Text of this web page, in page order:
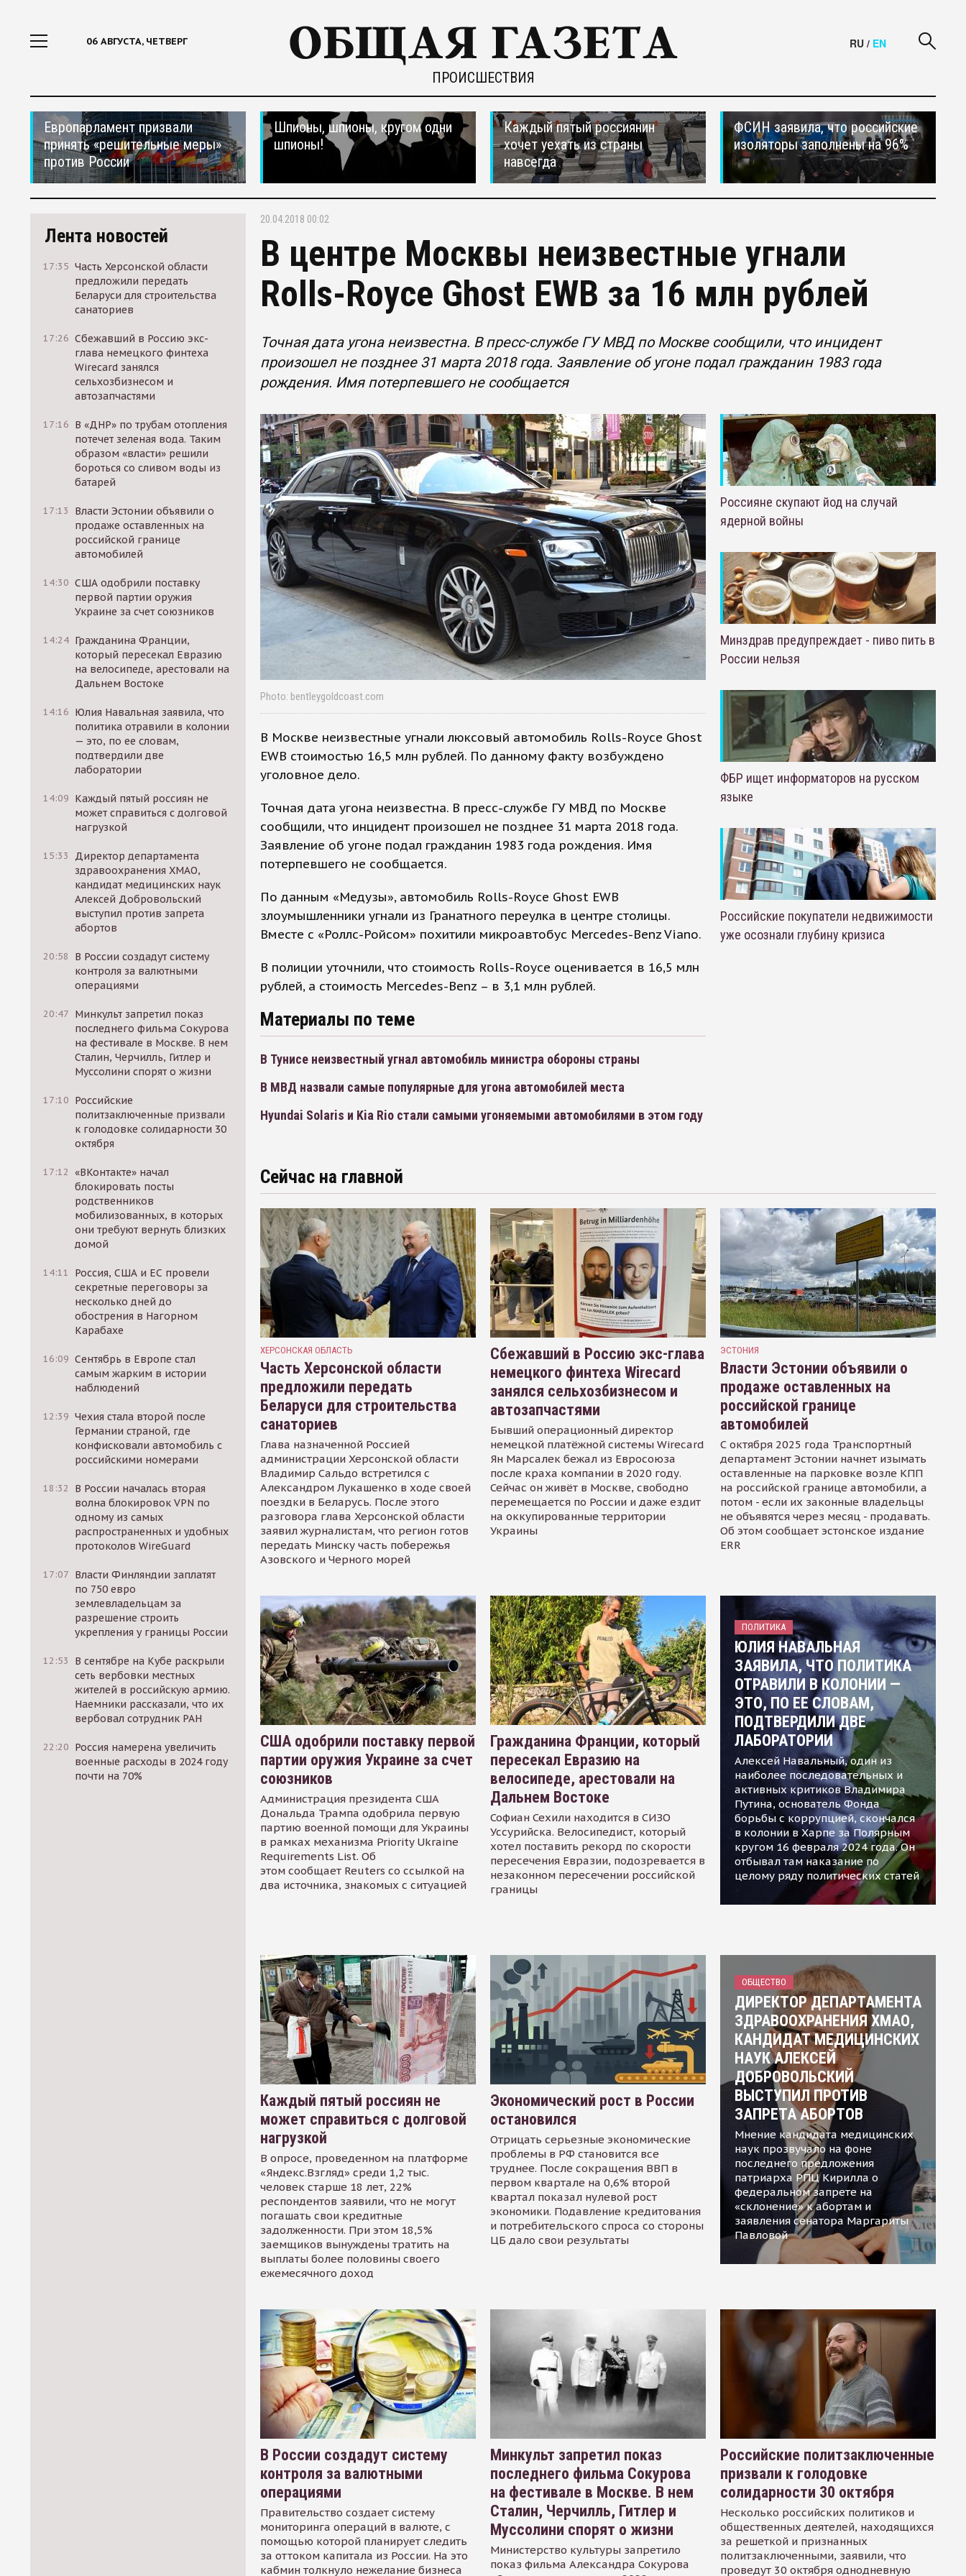
06 АВГУСТА, ЧЕТВЕРГ
ПРОИСШЕСТВИЯ
RU / EN
Европарламент призвали
принять «решительные меры»
против России
Шпионы, шпионы, кругом одни
шпионы!
Каждый пятый россиянин
хочет уехать из страны
навсегда
ФСИН заявила, что российские
изоляторы заполнены на 96%
Лента новостей
17:35 Часть Херсонской области
предложили передать
Беларуси для строительства
санаториев
17:26 Сбежавший в Россию экс-
глава немецкого финтеха
Wirecard занялся
сельхозбизнесом и
автозапчастями
17:16 В «ДНР» по трубам отопления
потечет зеленая вода. Таким
образом «власти» решили
бороться со сливом воды из
батарей
17:13
Власти Эстонии объявили о
продаже оставленных на
российской границе
автомобилей
14:30 США одобрили поставку
первой партии оружия
Украине за счет союзников
14:24 Гражданина Франции,
который пересекал Евразию
на велосипеде, арестовали на
Дальнем Востоке
14:16 Юлия Навальная заявила, что
политика отравили в колонии
— это, по ее словам,
подтвердили две
лаборатории
14:09 Каждый пятый россиян не
может справиться с долговой
нагрузкой
15:33
Директор департамента
здравоохранения ХМАО,
кандидат медицинских наук
Алексей Добровольский
выступил против запрета
абортов
20:58
В России создадут систему
контроля за валютными
операциями
20:47 Минкульт запретил показ
последнего фильма Сокурова
на фестивале в Москве. В нем
Сталин, Черчилль, Гитлер и
Муссолини спорят о жизни
17:10 Российские
политзаключенные призвали
к голодовке солидарности 30
октября
17:12 «ВКонтакте» начал
блокировать посты
родственников
мобилизованных, в которых
они требуют вернуть близких
домой
14:11
Россия, США и ЕС провели
секретные переговоры за
несколько дней до
обострения в Нагорном
Карабахе
16:09 Сентябрь в Европе стал
самым жарким в истории
наблюдений
12:39 Чехия стала второй после
Германии страной, где
конфисковали автомобиль с
российскими номерами
18:32
В России началась вторая
волна блокировок VPN по
одному из самых
распространенных и удобных
протоколов WireGuard
17:07 Власти Финляндии заплатят
по 750 евро
землевладельцам за
разрешение строить
укрепления у границы России
12:53
В сентябре на Кубе раскрыли
сеть вербовки местных
жителей в российскую армию.
Наемники рассказали, что их
вербовал сотрудник РАН
22:20 Россия намерена увеличить
военные расходы в 2024 году
почти на 70%
20.04.2018 00:02
В центре Москвы неизвестные угнали
Rolls-Royce Ghost EWB за 16 млн рублей
Точная дата угона неизвестна. В пресс-службе ГУ МВД по Москве сообщили, что инцидент
произошел не позднее 31 марта 2018 года. Заявление об угоне подал гражданин 1983 года
рождения. Имя потерпевшего не сообщается
Photo: bentleygoldcoast.com
В Москве неизвестные угнали люксовый автомобиль Rolls-Royce Ghost
EWB стоимостью 16,5 млн рублей. По данному факту возбуждено
уголовное дело.
Точная дата угона неизвестна. В пресс-службе ГУ МВД по Москве
сообщили, что инцидент произошел не позднее 31 марта 2018 года.
Заявление об угоне подал гражданин 1983 года рождения. Имя
потерпевшего не сообщается.
По данным «Медузы», автомобиль Rolls-Royce Ghost EWB
злоумышленники угнали из Гранатного переулка в центре столицы.
Вместе с «Роллс-Ройсом» похитили микроавтобус Mercedes-Benz Viano.
В полиции уточнили, что стоимость Rolls-Royce оценивается в 16,5 млн
рублей, а стоимость Mercedes-Benz – в 3,1 млн рублей.
Материалы по теме
В Тунисе неизвестный угнал автомобиль министра обороны страны
В МВД назвали самые популярные для угона автомобилей места
Hyundai Solaris и Kia Rio стали самыми угоняемыми автомобилями в этом году
Россияне скупают йод на случай
ядерной войны
Минздрав предупреждает - пиво пить в
России нельзя
ФБР ищет информаторов на русском
языке
Российские покупатели недвижимости
уже осознали глубину кризиса
Сейчас на главной
ХЕРСОНСКАЯ ОБЛАСТЬ
Часть Херсонской области
предложили передать
Беларуси для строительства
санаториев
Глава назначенной Россией
администрации Херсонской области
Владимир Сальдо встретился с
Александром Лукашенко в ходе своей
поездки в Беларусь. После этого
разговора глава Херсонской области
заявил журналистам, что регион готов
передать Минску часть побережья
Азовского и Черного морей
Сбежавший в Россию экс-глава
немецкого финтеха Wirecard
занялся сельхозбизнесом и
автозапчастями
Бывший операционный директор
немецкой платёжной системы Wirecard
Ян Марсалек бежал из Евросоюза
после краха компании в 2020 году.
Сейчас он живёт в Москве, свободно
перемещается по России и даже ездит
на оккупированные территории
Украины
ЭСТОНИЯ
Власти Эстонии объявили о
продаже оставленных на
российской границе
автомобилей
С октября 2025 года Транспортный
департамент Эстонии начнет изымать
оставленные на парковке возле КПП
на российской границе автомобили, а
потом - если их законные владельцы
не объявятся через месяц - продавать.
Об этом сообщает эстонское издание
ERR
США одобрили поставку первой
партии оружия Украине за счет
союзников
Администрация президента США
Дональда Трампа одобрила первую
партию военной помощи для Украины
в рамках механизма Priority Ukraine
Requirements List. Об
этом сообщает Reuters со ссылкой на
два источника, знакомых с ситуацией
Гражданина Франции, который
пересекал Евразию на
велосипеде, арестовали на
Дальнем Востоке
Софиан Сехили находится в СИЗО
Уссурийска. Велосипедист, который
хотел поставить рекорд по скорости
пересечения Евразии, подозревается в
незаконном пересечении российской
границы
ПОЛИТИКА
ЮЛИЯ НАВАЛЬНАЯ
ЗАЯВИЛА, ЧТО ПОЛИТИКА
ОТРАВИЛИ В КОЛОНИИ —
ЭТО, ПО ЕЕ СЛОВАМ,
ПОДТВЕРДИЛИ ДВЕ
ЛАБОРАТОРИИ
Алексей Навальный, один из
наиболее последовательных и
активных критиков Владимира
Путина, основатель Фонда
борьбы с коррупцией, скончался
в колонии в Харпе за Полярным
кругом 16 февраля 2024 года. Он
отбывал там наказание по
целому ряду политических статей
Каждый пятый россиян не
может справиться с долговой
нагрузкой
В опросе, проведенном на платформе
«Яндекс.Взгляд» среди 1,2 тыс.
человек старше 18 лет, 22%
респондентов заявили, что не могут
погашать свои кредитные
задолженности. При этом 18,5%
заемщиков вынуждены тратить на
выплаты более половины своего
ежемесячного доход
Экономический рост в России
остановился
Отрицать серьезные экономические
проблемы в РФ становится все
труднее. После сокращения ВВП в
первом квартале на 0,6% второй
квартал показал нулевой рост
экономики. Подавление кредитования
и потребительского спроса со стороны
ЦБ дало свои результаты
ОБЩЕСТВО
ДИРЕКТОР ДЕПАРТАМЕНТА
ЗДРАВООХРАНЕНИЯ ХМАО,
КАНДИДАТ МЕДИЦИНСКИХ
НАУК АЛЕКСЕЙ
ДОБРОВОЛЬСКИЙ
ВЫСТУПИЛ ПРОТИВ
ЗАПРЕТА АБОРТОВ
Мнение кандидата медицинских
наук прозвучало на фоне
последнего предложения
патриарха РПЦ Кирилла о
федеральном запрете на
«склонение» к абортам и
заявления сенатора Маргариты
Павловой
В России создадут систему
контроля за валютными
операциями
Правительство создает систему
мониторинга операций в валюте, с
помощью которой планирует следить
за оттоком капитала из России. На это
кабмин толкнуло нежелание бизнеса
Минкульт запретил показ
последнего фильма Сокурова
на фестивале в Москве. В нем
Сталин, Черчилль, Гитлер и
Муссолини спорят о жизни
Министерство культуры запретило
показ фильма Александра Сокурова
Российские политзаключенные
призвали к голодовке
солидарности 30 октября
Несколько российских политиков и
общественных деятелей, находящихся
за решеткой и признанных
политзаключенными, заявили, что
проведут 30 октября однодневную